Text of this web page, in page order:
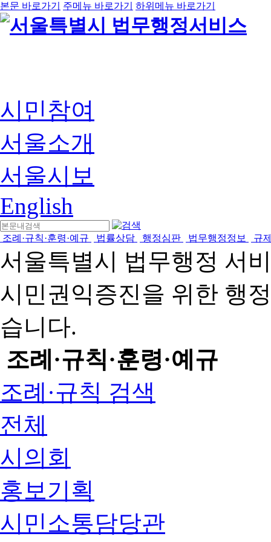
본문 바로가기 주메뉴 바로가기 하위메뉴 바로가기
시민참여
서울소개
서울시보
English
조례·규칙·훈령·예규 법률상담 행정심판 법무행정정보 규
서울특별시 법무행정 서
시민권익증진을 위한 행
습니다.
조례·규칙·훈령·예규
조례·규칙 검색
전체
시의회
홍보기획
시민소통담당관